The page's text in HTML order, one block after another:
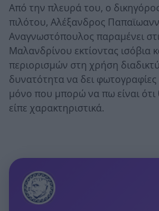
Από την πλευρά του, ο
πιλότου, Αλέξανδρος
Αναγνωστόπουλος παραμένει
Μαλανδρίνου εκτίοντας ισόβια
περιορισμών στη χρήση
δυνατότητα να δει
μόνο που μπορώ να πω είναι ότι
είπε χαρακτηριστικά.